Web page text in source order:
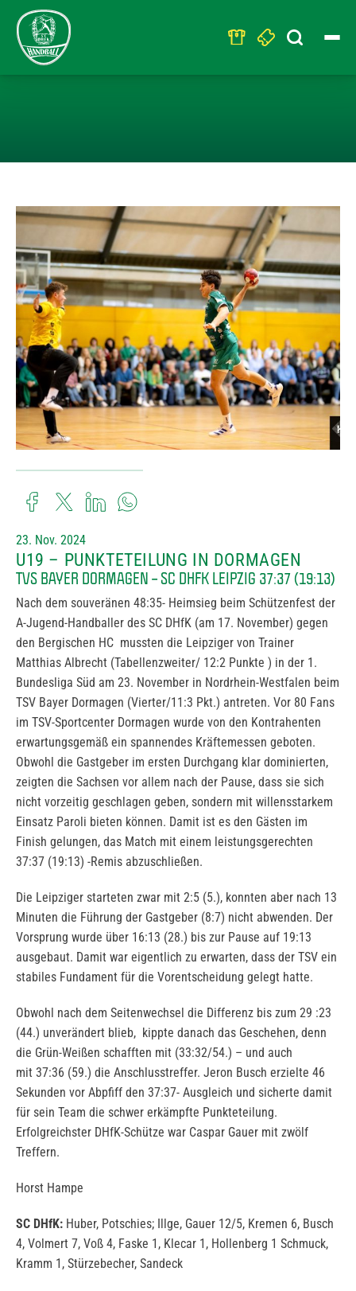
Search
for:
23. Nov. 2024
U19 – PUNKTETEILUNG IN DORMAGEN
TVS BAYER DORMAGEN – SC DHFK LEIPZIG 37:37 (19:13)
Nach dem souveränen 48:35- Heimsieg beim Schützenfest der
A-Jugend-Handballer des SC DHfK (am 17. November) gegen
den Bergischen HC mussten die Leipziger von Trainer
Matthias Albrecht (Tabellenzweiter/ 12:2 Punkte ) in der 1.
Bundesliga Süd am 23. November in Nordrhein-Westfalen beim
TSV Bayer Dormagen (Vierter/11:3 Pkt.) antreten. Vor 80 Fans
im TSV-Sportcenter Dormagen wurde von den Kontrahenten
erwartungsgemäß ein spannendes Kräftemessen geboten.
Obwohl die Gastgeber im ersten Durchgang klar dominierten,
zeigten die Sachsen vor allem nach der Pause, dass sie sich
nicht vorzeitig geschlagen geben, sondern mit willensstarkem
Einsatz Paroli bieten können. Damit ist es den Gästen im
Finish gelungen, das Match mit einem leistungsgerechten
37:37 (19:13) -Remis abzuschließen.
Die Leipziger starteten zwar mit 2:5 (5.), konnten aber nach 13
Minuten die Führung der Gastgeber (8:7) nicht abwenden. Der
Vorsprung wurde über 16:13 (28.) bis zur Pause auf 19:13
ausgebaut. Damit war eigentlich zu erwarten, dass der TSV ein
stabiles Fundament für die Vorentscheidung gelegt hatte.
Obwohl nach dem Seitenwechsel die Differenz bis zum 29 :23
(44.) unverändert blieb, kippte danach das Geschehen, denn
die Grün-Weißen schafften mit (33:32/54.) – und auch
mit 37:36 (59.) die Anschlusstreffer. Jeron Busch erzielte 46
Sekunden vor Abpfiff den 37:37- Ausgleich und sicherte damit
für sein Team die schwer erkämpfte Punkteteilung.
Erfolgreichster DHfK-Schütze war Caspar Gauer mit zwölf
Treffern.
Horst Hampe
SC DHfK: Huber, Potschies; Illge, Gauer 12/5, Kremen 6, Busch
4, Volmert 7, Voß 4, Faske 1, Klecar 1, Hollenberg 1 Schmuck,
Kramm 1, Stürzebecher, Sandeck